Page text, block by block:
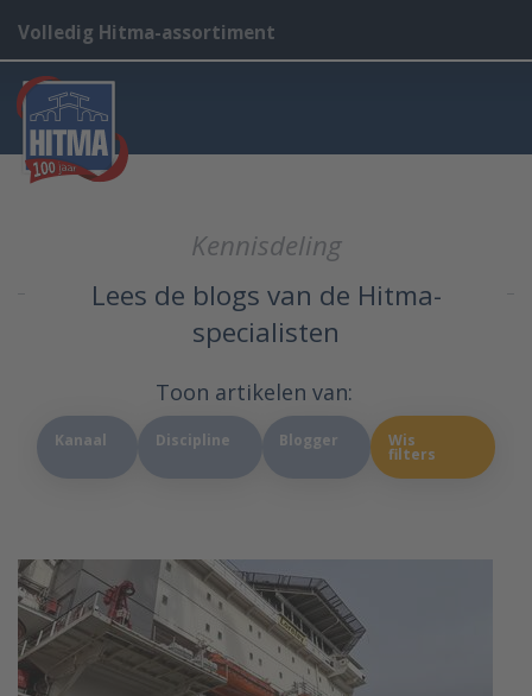
Volledig Hitma-assortiment
Kennisdeling
Lees de blogs van de Hitma-
specialisten
Toon artikelen van:
Kanaal Discipline Blogger Wis
filters